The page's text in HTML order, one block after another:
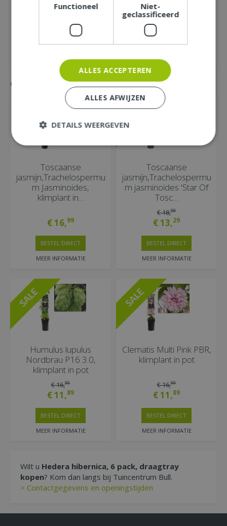
Gemakkelijk mee bestellen
Toscaanse
jasmijn,Trachelospermu
m Jasminoides,
klimplant in…
€16,99
MEER INFORMATIE
BESTEL DIRECT
Toscaanse
jasmijn,Trachelospermu
m jasminoides 'Star Of
Tosc…
€18,99
€13,29
MEER INFORMATIE
BESTEL DIRECT
Humulus lupulus
Nordbrau P16 3.0,
klimplant in pot
€16,99
€11,89
MEER INFORMATIE
BESTEL DIRECT
Clematis Multi Pink PBR,
klimplant in pot
€16,99
€11,89
MEER INFORMATIE
BESTEL DIRECT
Wilt u Hedera hibernica, 6 pack, draagtray
kopen? Kom dan langs bij Tuincentrum Bull.
> Contactgegevens en openingstijden
Functioneel
Niet-
geclassificeerd
ALLES ACCEPTEREN
ALLES AFWIJZEN
DETAILS WEERGEVEN